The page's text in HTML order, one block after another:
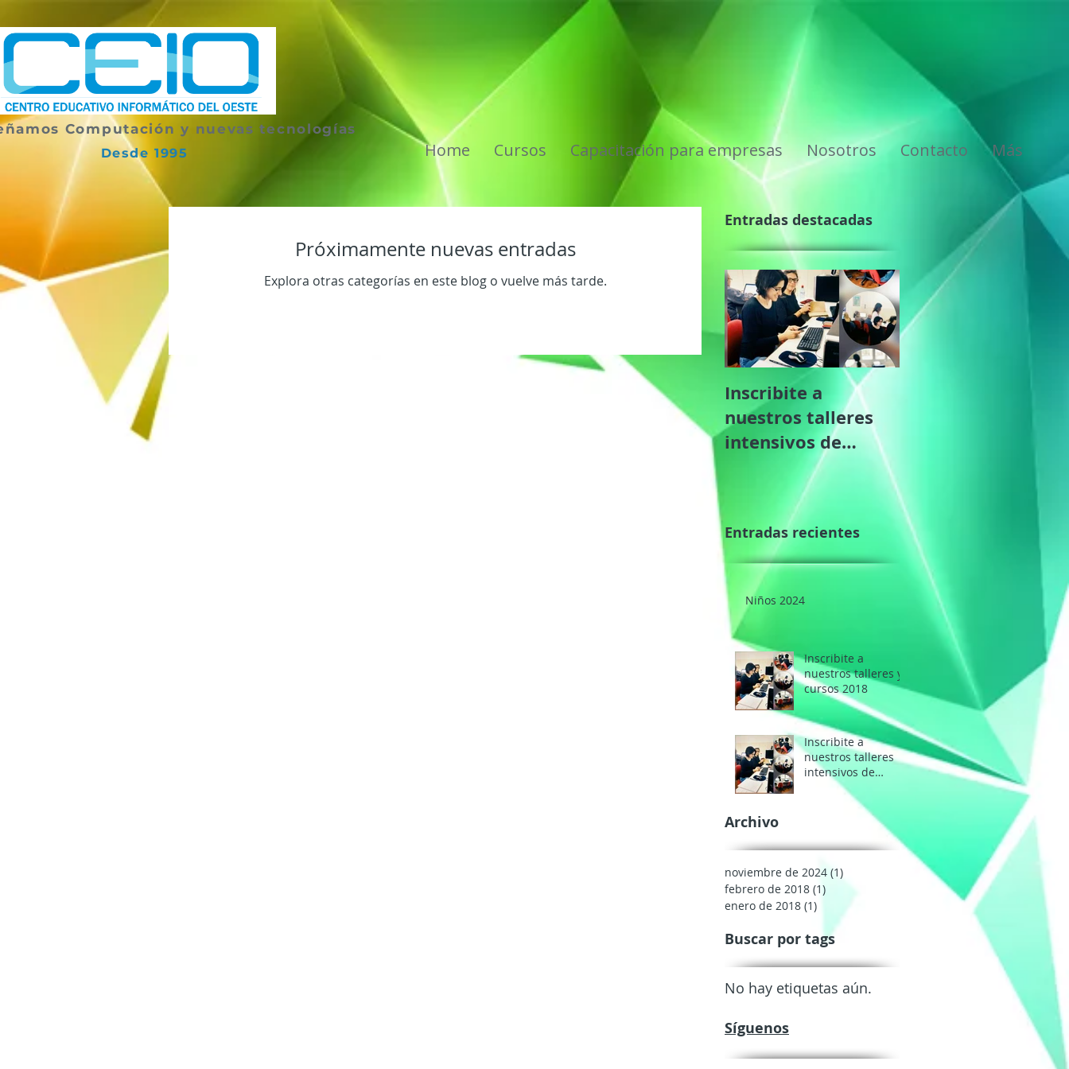
Computación y nuevas tecnologías
Desde 1995 Home Cursos Capacitación para empresas Nosotros Contacto Más
Próximamente nuevas entradas
Explora otras categorías en este blog o vuelve más tarde.
Entradas destacadas
Inscribite a
nuestros talleres
intensivos de
Entradas recientes
Niños 2024
Inscribite a
nuestros talleres y
cursos 2018
Inscribite a
nuestros talleres
intensivos de
verano.
Archivo
noviembre de 2024 (1)
febrero de 2018 (1) 1 entrada
enero de 2018 (1) 1 entrada
Buscar por tags
No hay etiquetas aún.
Síguenos